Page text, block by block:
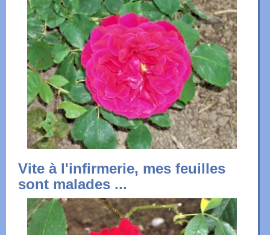
Vite à l'infirmerie, mes feuilles
sont malades ...